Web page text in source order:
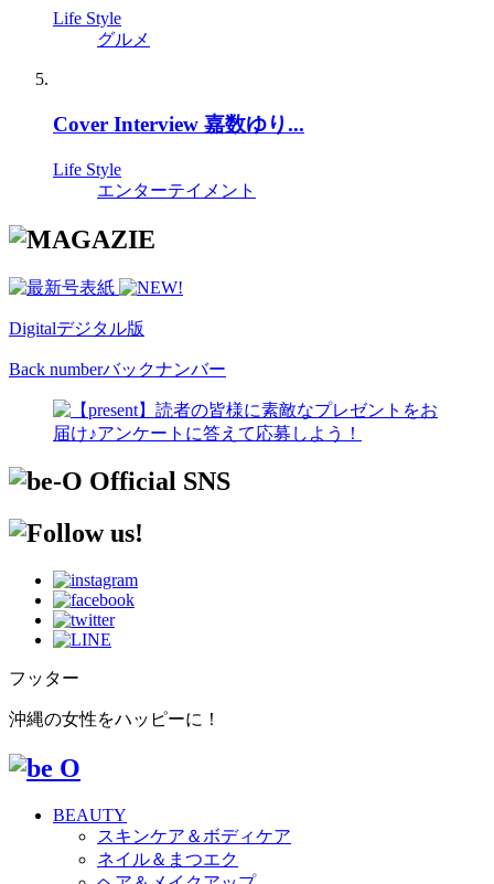
Life Style
グルメ
Cover Interview 嘉数ゆり...
Life Style
エンターテイメント
Digitalデジタル版
Back numberバックナンバー
フッター
沖縄の女性をハッピーに！
BEAUTY
スキンケア＆ボディケア
ネイル＆まつエク